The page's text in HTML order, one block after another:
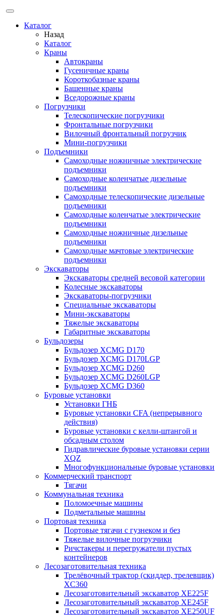
Каталог
Назад
Каталог
Краны
Автокраны
Гусеничные краны
Короткобазные краны
Башенные краны
Вcедорожные краны
Погрузчики
Телескопические погрузчики
Фронтальные погрузчики
Вилочный фронтальный погрузчик
Мини-погрузчики
Подъемники
Самоходные ножничные электрические
подъемники
Самоходные коленчатые дизельные
подъемники
Самоходные телескопические дизельные
подъемники
Самоходные коленчатые электрические
подъемники
Самоходные ножничные дизельные
подъемники
Самоходные мачтовые электрические
подъемники
Экскаваторы
Экскаваторы средней весовой категории
Колесные экскаваторы
Экскаваторы-погрузчики
Специальные экскаваторы
Мини-экскаваторы
Тяжелые экскаваторы
Габаритные экскаваторы
Бульдозеры
Бульдозер XCMG D170
Бульдозер XCMG D170LGP
Бульдозер XCMG D260
Бульдозер XCMG D260LGP
Бульдозер XCMG D360
Буровые установки
Установки ГНБ
Буровые установки CFA (непрерывного
действия)
Буровые установки с келли-штангой и
обсадным столом
Гидравлические буровые установки серии
XQZ
Многофункциональные буровые установки
Коммерческий транспорт
Тягачи
Коммунальная техника
Поломоечные машины
Подметальные машины
Портовая техника
Портовые тягачи с гузнеком и без
Тяжелые вилочные погрузчики
Ричстакеры и перегружатели пустых
контейнеров
Лесозаготовительная техника
Трелёвочный трактор (скиддер, трелевщик)
XC360
Лесозаготовительный экскаватор XE225F
Лесозаготовительный экскаватор XE245F
Лесозаготовительный экскаватор XE250UF